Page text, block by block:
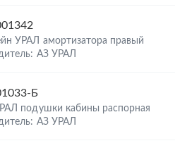
УРАЛ амортизатора правый
АЗ УРАЛ
Б
подушки кабины распорная
АЗ УРАЛ